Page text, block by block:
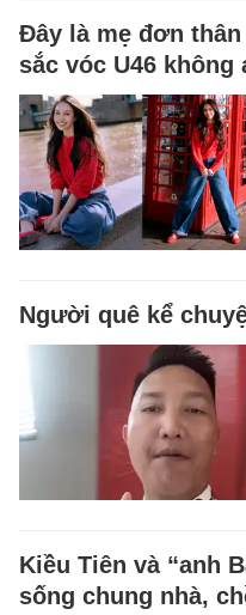
Đây là mẹ đơn
sắc vóc U46 không
Người quê kể
Kiều Tiên và “anh
sống chung nhà,